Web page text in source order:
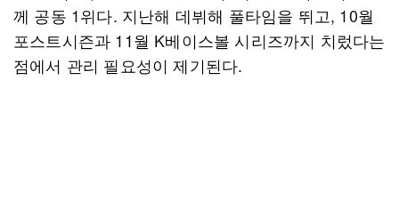
께 공동 1위다. 지난해 데뷔해 풀타임을 뛰고, 10월
포스트시즌과 11월 K베이스볼 시리즈까지 치렀다는
점에서 관리 필요성이 제기된다.